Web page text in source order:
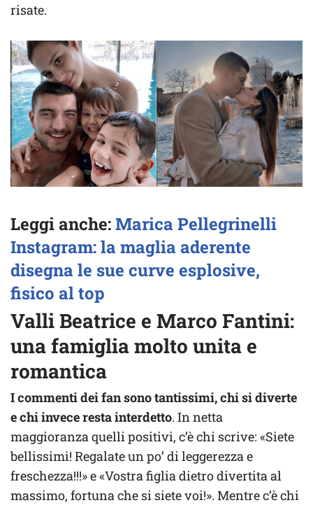
risate.
Leggi anche:Marica Pellegrinelli
Instagram: la maglia aderente
disegna le sue curve esplosive,
fisico al top
Valli Beatrice e Marco Fantini:
una famiglia molto unita e
romantica
I commenti dei fan sono tantissimi, chi si diverte
e chi invece resta interdetto. In netta
maggioranza quelli positivi, c’è chi scrive: «Siete
bellissimi! Regalate un po’ di leggerezza e
freschezza!!!» e «Vostra figlia dietro divertita al
massimo, fortuna che si siete voi!». Mentre c’è chi